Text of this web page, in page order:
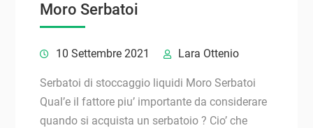
Moro Serbatoi
10 Settembre 2021 Lara Ottenio
Serbatoi di stoccaggio liquidi Moro Serbatoi
Qual’e il fattore piu’ importante da considerare
quando si acquista un serbatoio ? Cio’ che